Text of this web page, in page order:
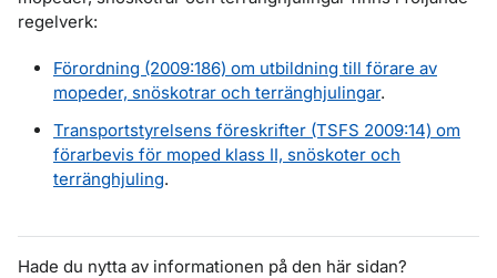
regelverk:
Förordning (2009:186) om utbildning till förare av
mopeder, snöskotrar och terränghjulingar.
Transportstyrelsens föreskrifter (TSFS 2009:14) om
förarbevis för moped klass II, snöskoter och
terränghjuling.
Hade du nytta av informationen på den här sidan?